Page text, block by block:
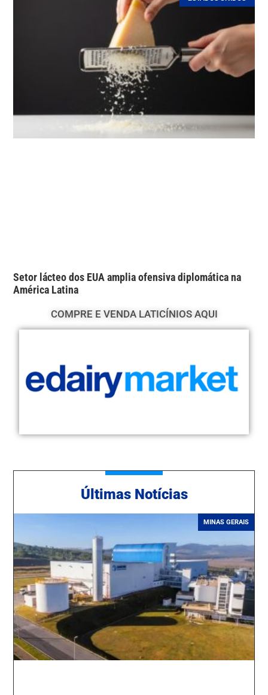
Setor lácteo dos EUA amplia ofensiva diplomática na
América Latina
COMPRE E VENDA LATICÍNIOS AQUI
Últimas Notícias
MINAS GERAIS